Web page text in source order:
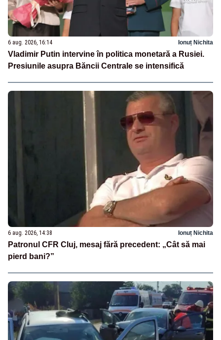
6 aug. 2026, 16:14 Ionuț Nichita
Vladimir Putin intervine în politica monetară a Rusiei.
Presiunile asupra Băncii Centrale se intensifică
6 aug. 2026, 14:38 Ionuț Nichita
Patronul CFR Cluj, mesaj fără precedent: „Cât să mai
pierd bani?”